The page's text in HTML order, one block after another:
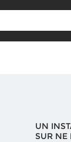
UN
SUR NE